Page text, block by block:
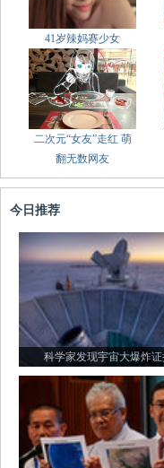
41岁辣妈赛少女
二次元“女友”走红 萌
翻无数网友
今日推荐
科学家发现宇宙大爆炸